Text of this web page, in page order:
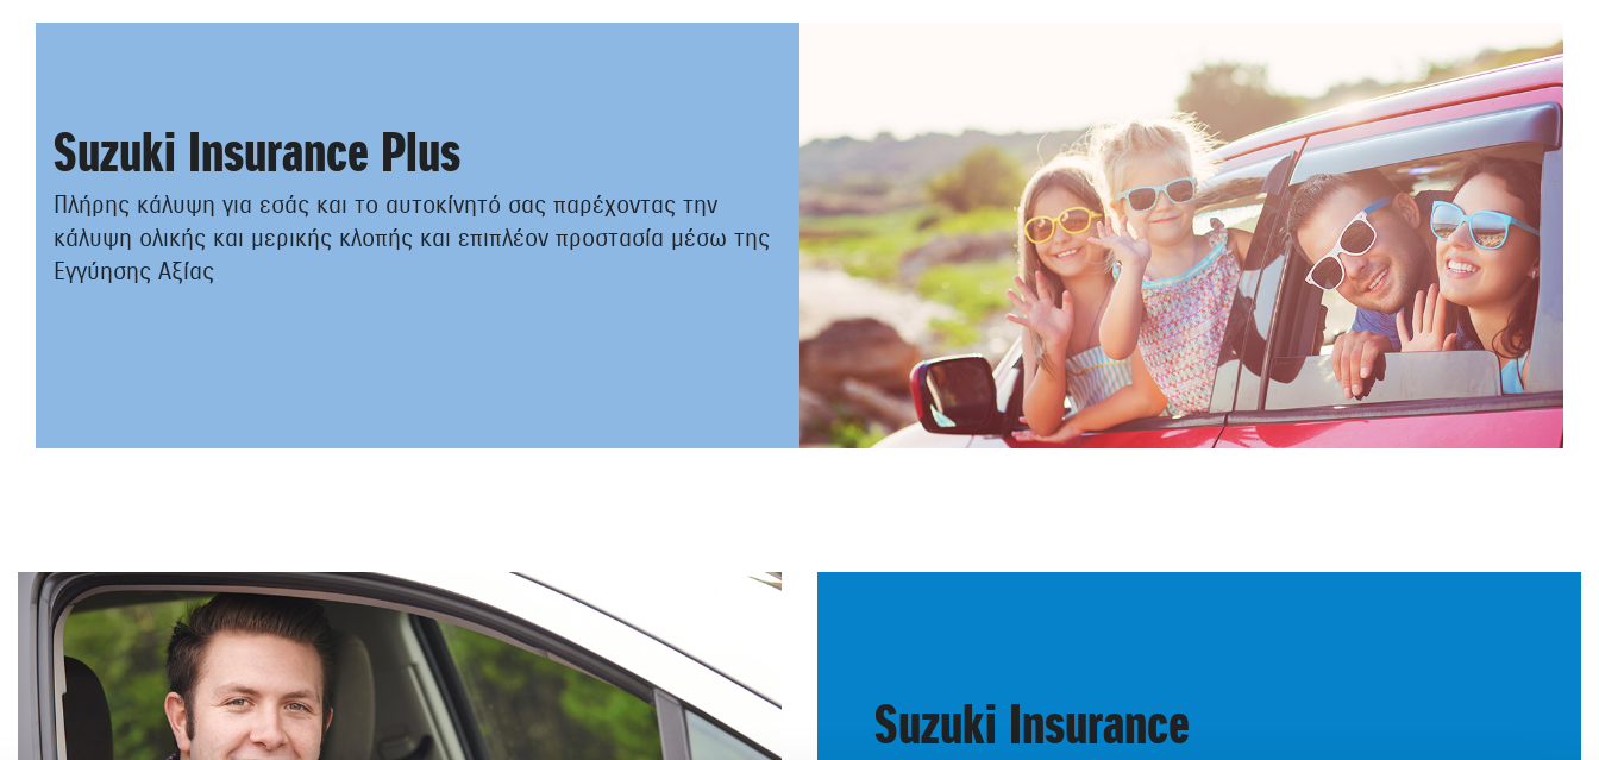
Suzuki Insurance Plus
Πλήρης κάλυψη για εσάς και το αυτοκίνητό σας παρέχοντας την
κάλυψη ολικής και μερικής κλοπής και επιπλέον προστασία μέσω της
Εγγύησης Αξίας
Suzuki Insurance